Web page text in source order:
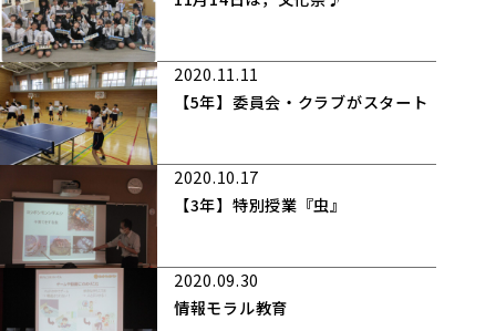
2020.11.11
【5年】委員会・クラブがスタート
2020.10.17
【3年】特別授業『虫』
2020.09.30
情報モラル教育